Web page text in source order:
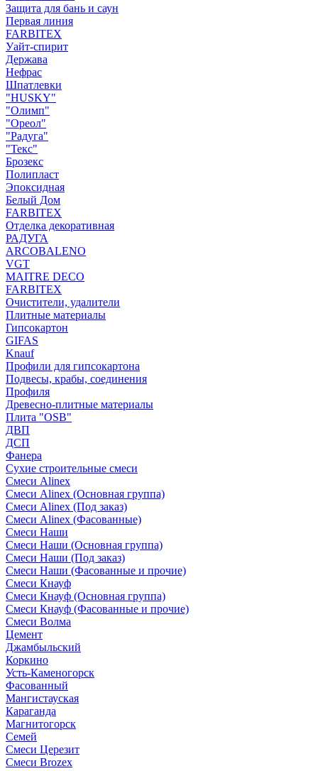
Защита для бань и саун
Первая линия
FARBITEX
Уайт-спирит
Держава
Нефрас
Шпатлевки
"HUSKY"
"Олимп"
"Ореол"
"Радуга"
"Текс"
Брозекс
Полипласт
Эпоксидная
Белый Дом
FARBITEX
Отделка декоративная
РАДУГА
ARCOBALENO
VGT
MAITRE DECO
FARBITEX
Очистители, удалители
Плитные материалы
Гипсокартон
GIFAS
Knauf
Профили для гипсокартона
Подвесы, крабы, соединения
Профиля
Древесно-плитные материалы
Плита "OSB"
ДВП
ДСП
Фанера
Сухие строительные смеси
Смеси Alinex
Смеси Alinex (Основная группа)
Смеси Alinex (Под заказ)
Смеси Alinex (Фасованные)
Смеси Наши
Смеси Наши (Основная группа)
Смеси Наши (Под заказ)
Смеси Наши (Фасованные и прочие)
Смеси Кнауф
Смеси Кнауф (Основная группа)
Смеси Кнауф (Фасованные и прочие)
Смеси Волма
Цемент
Джамбыльский
Коркино
Усть-Каменогорск
Фасованный
Мангистауская
Караганда
Магнитогорск
Семей
Смеси Церезит
Смеси Brozex